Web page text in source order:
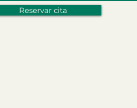
Reservar cita